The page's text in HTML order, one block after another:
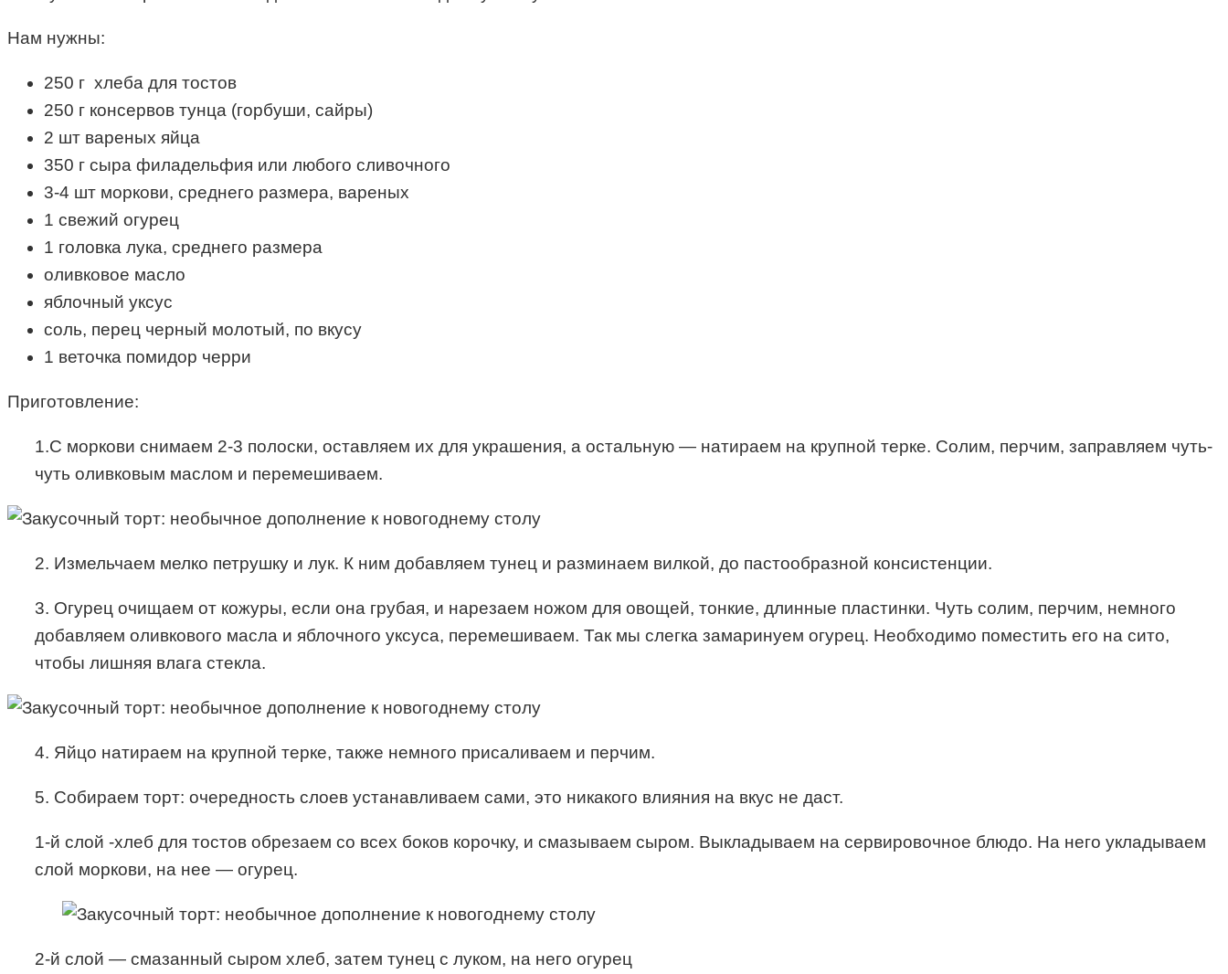
Нам нужны:
250 г хлеба для тостов
250 г консервов тунца (горбуши, сайры)
2 шт вареных яйца
350 г сыра филадельфия или любого сливочного
3-4 шт моркови, среднего размера, вареных
1 свежий огурец
1 головка лука, среднего размера
оливковое масло
яблочный уксус
соль, перец черный молотый, по вкусу
1 веточка помидор черри
Приготовление:
1.С моркови снимаем 2-3 полоски, оставляем их для украшения, а остальную — натираем на крупной терке. Солим, перчим, заправляем чуть-
чуть оливковым маслом и перемешиваем.
2. Измельчаем мелко петрушку и лук. К ним добавляем тунец и разминаем вилкой, до пастообразной консистенции.
3. Огурец очищаем от кожуры, если она грубая, и нарезаем ножом для овощей, тонкие, длинные пластинки. Чуть солим, перчим, немного
добавляем оливкового масла и яблочного уксуса, перемешиваем. Так мы слегка замаринуем огурец. Необходимо поместить его на сито,
чтобы лишняя влага стекла.
4. Яйцо натираем на крупной терке, также немного присаливаем и перчим.
5. Собираем торт: очередность слоев устанавливаем сами, это никакого влияния на вкус не даст.
1-й слой -хлеб для тостов обрезаем со всех боков корочку, и смазываем сыром. Выкладываем на сервировочное блюдо. На него укладываем
слой моркови, на нее — огурец.
2-й слой — смазанный сыром хлеб, затем тунец с луком, на него огурец